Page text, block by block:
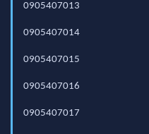
0905407013
0905407014
0905407015
0905407016
0905407017